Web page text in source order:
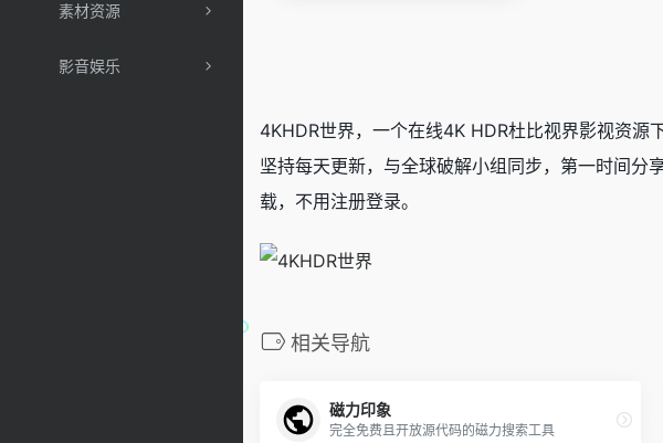
素材资源
影音娱乐
4KHDR世界，一个在线4K HDR杜比视界影视资
坚持每天更新，与全球破解小组同步，第一时间分
载，不用注册登录。
相关导航
磁力印象
完全免费且开放源代码的磁力搜索工具